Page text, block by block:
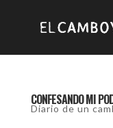
CONFESANDO MI
Diario de un